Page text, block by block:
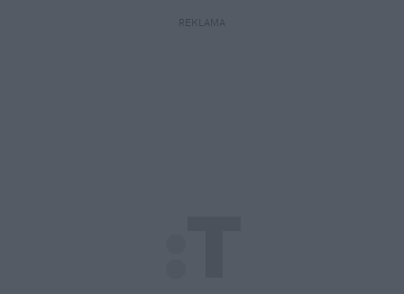
REKLAMA